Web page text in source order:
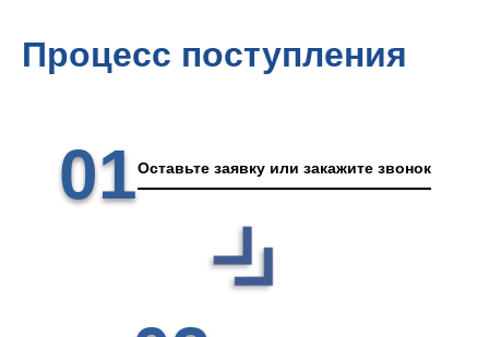
Процесс поступления
01Оставьте заявку или закажите звонок